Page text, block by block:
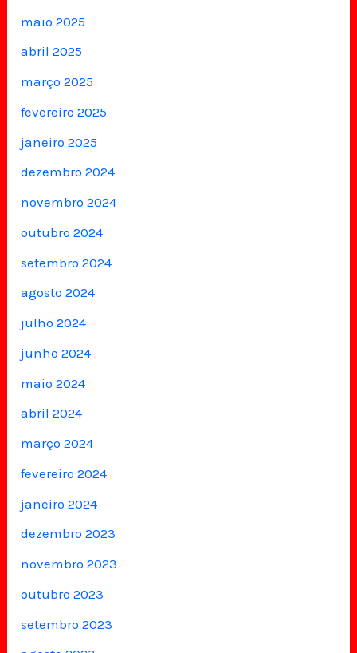
maio 2025
abril 2025
março 2025
fevereiro 2025
janeiro 2025
dezembro 2024
novembro 2024
outubro 2024
setembro 2024
agosto 2024
julho 2024
junho 2024
maio 2024
abril 2024
março 2024
fevereiro 2024
janeiro 2024
dezembro 2023
novembro 2023
outubro 2023
setembro 2023